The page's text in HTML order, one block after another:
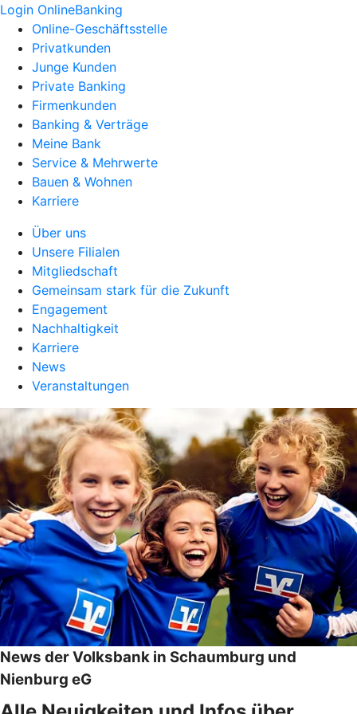
Login OnlineBanking
Online-Geschäftsstelle
Privatkunden
Junge Kunden
Private Banking
Firmenkunden
Banking & Verträge
Meine Bank
Service & Mehrwerte
Bauen & Wohnen
Karriere
Über uns
Unsere Filialen
Mitgliedschaft
Gemeinsam stark für die Zukunft
Engagement
Nachhaltigkeit
Karriere
News
Veranstaltungen
News der Volksbank in Schaumburg und
Nienburg eG